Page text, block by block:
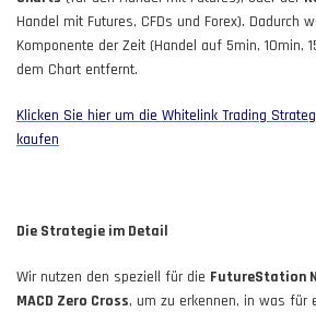
Handel mit Futures, CFDs und Forex). Dadurch
Komponente der Zeit (Handel auf 5min, 10min,
dem Chart entfernt.
Klicken Sie hier um die Whitelink Trading
kaufen
Die Strategie im Detail
Wir nutzen den speziell für die FutureStation
MACD Zero Cross, um zu erkennen, in was für